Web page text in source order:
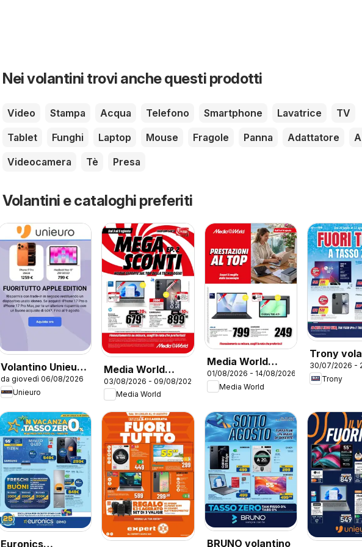
Nei volantini trovi anche questi prodotti
Video Stampa Acqua Telefono Smartphone Lavatrice
TV
Tablet
Funghi Laptop Mouse Fragole Panna Adattatore
Videocamera
Tè Presa
Volantini e cataloghi preferiti
Volantino Unieuro
- Apple
da giovedì 06/08/2026
Unieuro
Media World
volantino
03/08/2026 - 09/08/2026
Media World
Media World
volantino
Prestazioni al top
01/08/2026 - 14/08/2026
Media World
Trony
30/07/2026 -
Trony
Euronics BRUNO volantino